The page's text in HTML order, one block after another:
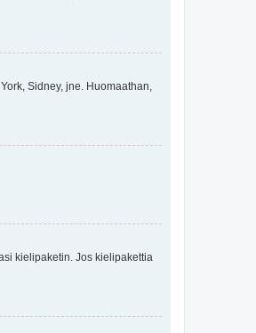
Sidney, jne. Huomaathan,
kielipaketin. Jos kielipakettia